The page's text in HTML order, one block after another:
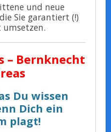
und neue
Sie garantiert (!)
– Bernknecht
Du wissen
Dich ein
plagt!